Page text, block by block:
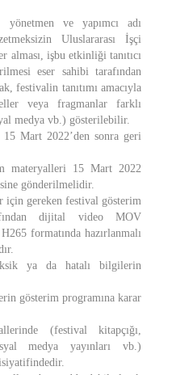
ve yapımcı adı
Uluslararası İşçi
işbu etkinliği tanıtıcı
eser sahibi tarafından
festivalin tanıtımı amacıyla
veya fragmanlar farklı
medya vb.) gösterilebilir.
Mart 2022’den sonra geri
materyalleri 15 Mart 2022
gönderilmelidir.
için gereken festival gösterim
dijital video MOV
formatında hazırlanmalı
ya da hatalı bilgilerin
gösterim programına karar
(festival kitapçığı,
medya yayınları vb.)